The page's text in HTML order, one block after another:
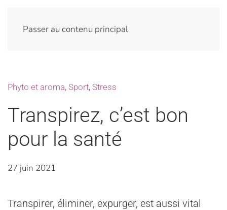
Passer au contenu principal
Phyto et aroma, Sport, Stress
Transpirez, c’est bon
pour la santé
27 juin 2021
Transpirer, éliminer, expurger, est aussi vital